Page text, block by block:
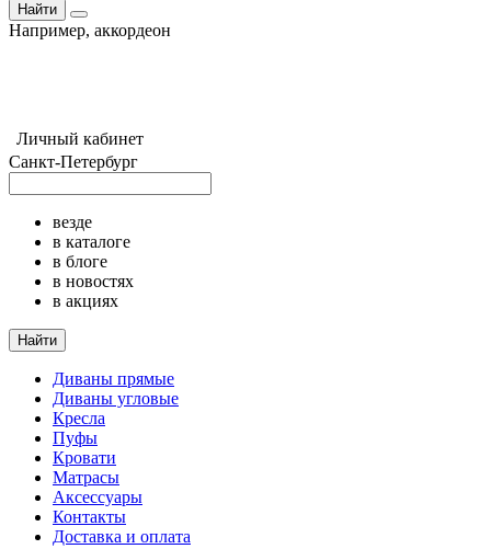
Найти
Например, аккордеон
Личный кабинет
Санкт-Петербург
везде
в каталоге
в блоге
в новостях
в акциях
Найти
Диваны прямые
Диваны угловые
Кресла
Пуфы
Кровати
Матрасы
Аксессуары
Контакты
Доставка и оплата